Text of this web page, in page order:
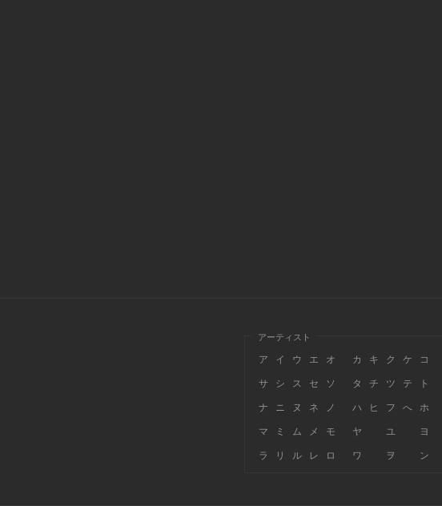
アーティスト
ア イ ウ エ オ カ キ ク ケ コ
サ シ ス セ ソ タ チ ツ テ ト
ナ ニ ヌ ネ ノ ハ ヒ フ へ ホ
マ ミ ム メ モ ヤ ユ ヨ
ラ リ ル レ ロ ワ ヲ ン